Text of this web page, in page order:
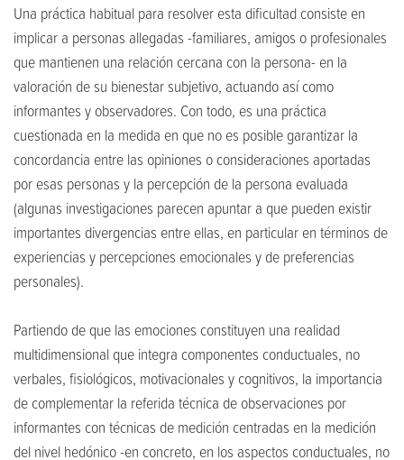
Una práctica habitual para resolver esta dificultad consiste en
implicar a personas allegadas -familiares, amigos o profesionales
que mantienen una relación cercana con la persona- en la
valoración de su bienestar subjetivo, actuando así como
informantes y observadores. Con todo, es una práctica
cuestionada en la medida en que no es posible garantizar la
concordancia entre las opiniones o consideraciones aportadas
por esas personas y la percepción de la persona evaluada
(algunas investigaciones parecen apuntar a que pueden existir
importantes divergencias entre ellas, en particular en términos de
experiencias y percepciones emocionales y de preferencias
personales).
Partiendo de que las emociones constituyen una realidad
multidimensional que integra componentes conductuales, no
verbales, fisiológicos, motivacionales y cognitivos, la importancia
de complementar la referida técnica de observaciones por
informantes con técnicas de medición centradas en la medición
del nivel hedónico -en concreto, en los aspectos conductuales, no